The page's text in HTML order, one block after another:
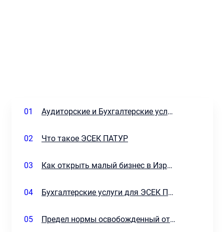
01 Аудиторские и Бухгалтерские услуги EA&CO
02 Что такое ЭСЕК ПАТУР
03 Как открыть малый бизнес в Израиле
04 Бухгалтерские услуги для ЭСЕК ПАТУР
05 Предел нормы освобожденный от НДС для ЭСЕК ПАТУР